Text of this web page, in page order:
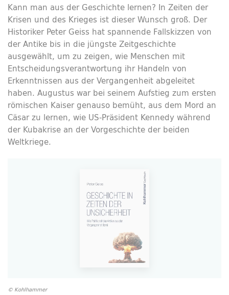
Kann man aus der Geschichte lernen? In Zeiten der
Krisen und des Krieges ist dieser Wunsch groß. Der
Historiker Peter Geiss hat spannende Fallskizzen von
der Antike bis in die jüngste Zeitgeschichte
ausgewählt, um zu zeigen, wie Menschen mit
Entscheidungsverantwortung ihr Handeln von
Erkenntnissen aus der Vergangenheit abgeleitet
haben. Augustus war bei seinem Aufstieg zum ersten
römischen Kaiser genauso bemüht, aus dem Mord an
Cäsar zu lernen, wie US-Präsident Kennedy während
der Kubakrise an der Vorgeschichte der beiden
Weltkriege.
© Kohlhammer